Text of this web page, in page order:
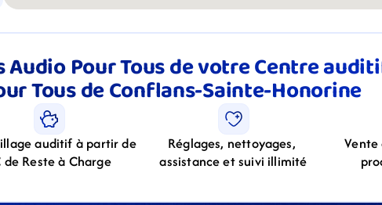
Audio Pour Tous de votre Centre
Tous de Conflans-Sainte-Honorine
auditif à partir de
de Reste à Charge
Réglages, nettoyages,
assistance et suivi illimité
Vente